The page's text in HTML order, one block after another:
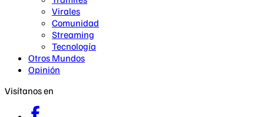
Virales
Comunidad
Streaming
Tecnología
Otros Mundos
Opinión
Visítanos en